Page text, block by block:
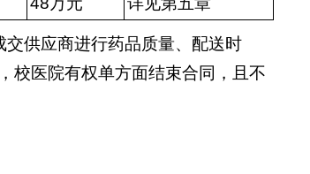
供应商进行药品质量、配送时
校医院有权单方面结束合同，且不